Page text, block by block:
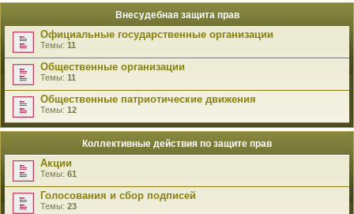
Внесудебная защита прав
Официальные государственные организации
Темы: 11
Общественные организации
Темы: 11
Общественные патриотические движения
Темы: 12
Коллективные действия по защите прав
Акции
Темы: 61
Голосования и сбор подписей
Темы: 23